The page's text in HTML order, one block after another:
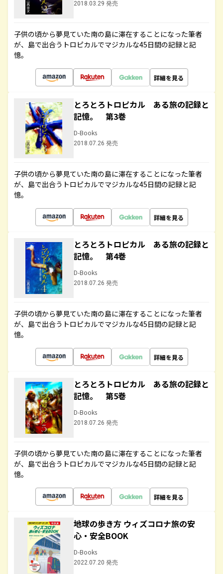
2018.03.29 発売
子供の頃から夢見ていた南の島に滞在することになった筆者
が、島で出合うトロピカルでマジカルな45日間の記録と記
憶。
詳細を見る
とろとろトロピカル ある旅の記録と
記憶。 第3巻
D-Books
2018.07.26 発売
子供の頃から夢見ていた南の島に滞在することになった筆者
が、島で出合うトロピカルでマジカルな45日間の記録と記
憶。
詳細を見る
とろとろトロピカル ある旅の記録と
記憶。 第4巻
D-Books
2018.07.26 発売
子供の頃から夢見ていた南の島に滞在することになった筆者
が、島で出合うトロピカルでマジカルな45日間の記録と記
憶。
詳細を見る
とろとろトロピカル ある旅の記録と
記憶。 第5巻
D-Books
2018.07.26 発売
子供の頃から夢見ていた南の島に滞在することになった筆者
が、島で出合うトロピカルでマジカルな45日間の記録と記
憶。
詳細を見る
地球の歩き方 ウィズコロナ旅の安
心・安全BOOK
D-Books
2022.07.20 発売